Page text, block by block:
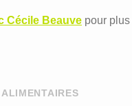
Cécile Beauve pour